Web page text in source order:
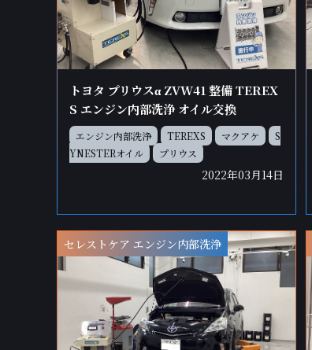
トヨタ プリウスα ZVW41 整備 TEREX
S エンジン内部洗浄 オイル交換
エンジン内部洗浄 TEREXS マクアケ
S
YNESTERオイル
プリウス
2022年03月14日
セレストケア エンジン内部洗浄